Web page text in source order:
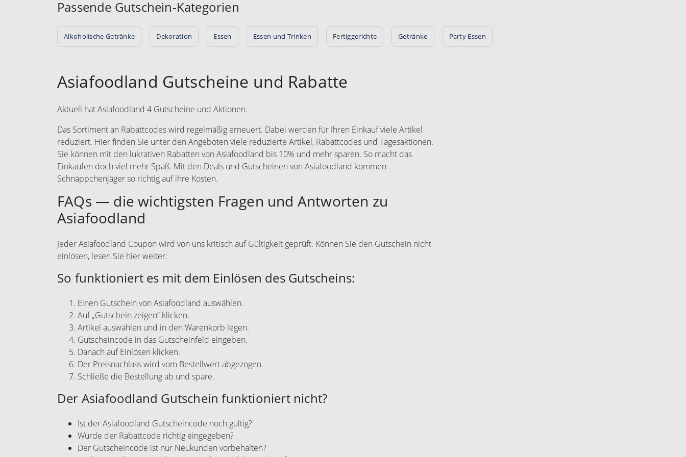
Passende Gutschein-Kategorien
Alkoholische Getränke Dekoration Essen Essen und Trinken Fertiggerichte Getränke Party Essen
Asiafoodland Gutscheine und Rabatte
Aktuell hat Asiafoodland 4 Gutscheine und Aktionen.
Das Sortiment an Rabattcodes wird regelmäßig erneuert. Dabei werden für Ihren Einkauf viele Artikel
reduziert. Hier finden Sie unter den Angeboten viele reduzierte Artikel, Rabattcodes und Tagesaktionen.
Sie können mit den lukrativen Rabatten von Asiafoodland bis 10% und mehr sparen. So macht das
Einkaufen doch viel mehr Spaß. Mit den Deals und Gutscheinen von Asiafoodland kommen
Schnäppchenjäger so richtig auf ihre Kosten.
FAQs — die wichtigsten Fragen und Antworten zu
Asiafoodland
Jeder Asiafoodland Coupon wird von uns kritisch auf Gültigkeit geprüft. Können Sie den Gutschein nicht
einlösen, lesen Sie hier weiter:
So funktioniert es mit dem Einlösen des Gutscheins:
Einen Gutschein von Asiafoodland auswählen.
Auf „Gutschein zeigen“ klicken.
Artikel auswählen und in den Warenkorb legen.
Gutscheincode in das Gutscheinfeld eingeben.
Danach auf Einlösen klicken.
Der Preisnachlass wird vom Bestellwert abgezogen.
Schließe die Bestellung ab und spare.
Der Asiafoodland Gutschein funktioniert nicht?
Ist der Asiafoodland Gutscheincode noch gültig?
Wurde der Rabattcode richtig eingegeben?
Der Gutscheincode ist nur Neukunden vorbehalten?